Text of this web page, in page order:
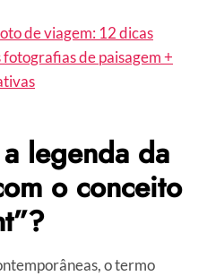
de viagem: 12 dicas
de paisagem +
legenda da
o conceito
o termo